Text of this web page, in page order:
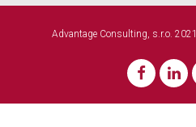
Advantage Consulting, s.r.o.